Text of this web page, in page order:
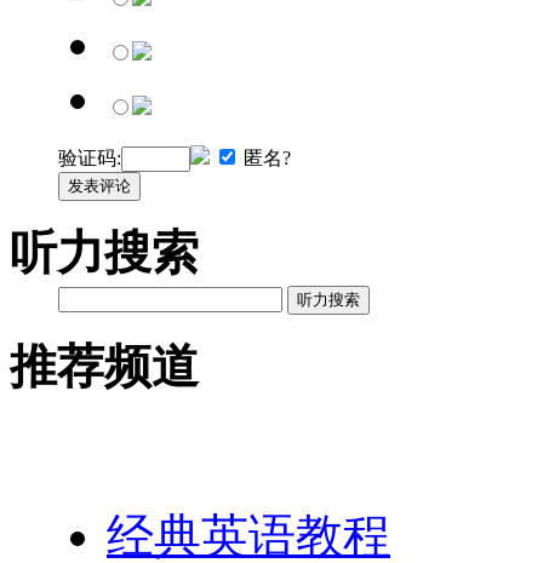
验证码: 匿名?
发表评论
听力搜索
听力搜索
推荐频道
经典英语教程